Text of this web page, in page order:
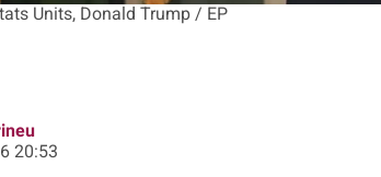
Units, Donald Trump / EP
20:53